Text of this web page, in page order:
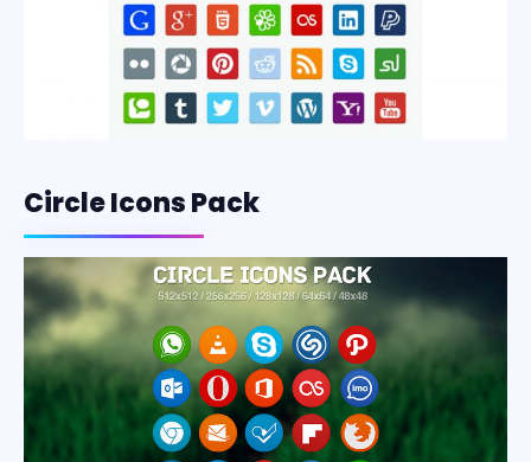
Circle Icons Pack